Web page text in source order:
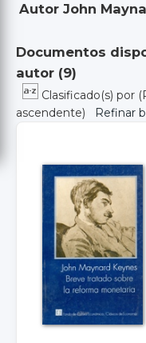
Autor John
Documentos
autor (9)
Clasificado(s) por
ascendente)
Refinar